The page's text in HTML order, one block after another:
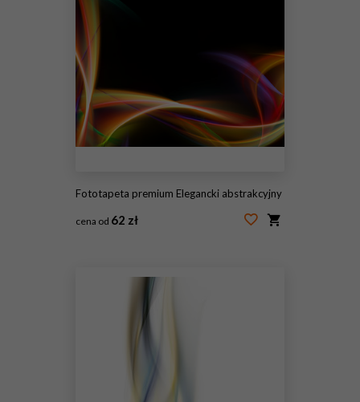
Fototapeta premium Elegancki abstrakcyjny
cena od 62 zł